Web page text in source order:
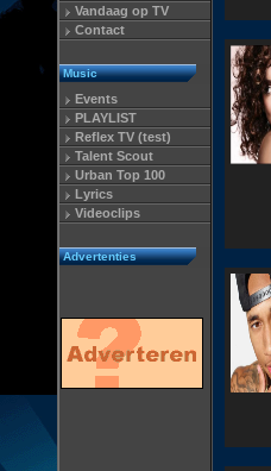
Vandaag op TV
Contact
Music
Events
PLAYLIST
Reflex TV (test)
Talent Scout
Urban Top 100
Lyrics
Videoclips
Advertenties